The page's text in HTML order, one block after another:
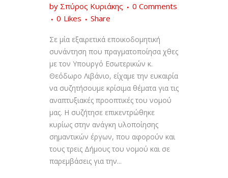
by Σπύρος Κυριάκης
0 Comments
0 Likes Share
Σε μία εξαιρετικά εποικοδομητική
συνάντηση που πραγματοποίησα χθες
με τον Υπουργό Εσωτερικών κ.
Θεόδωρο Λιβάνιο, είχαμε την ευκαιρία
να συζητήσουμε κρίσιμα θέματα για τις
αναπτυξιακές προοπτικές του νομού
μας. Η συζήτησε επικεντρώθηκε
κυρίως στην ανάγκη υλοποίησης
σημαντικών έργων, που αφορούν και
τους τρεις Δήμους του νομού και σε
παρεμβάσεις για την...